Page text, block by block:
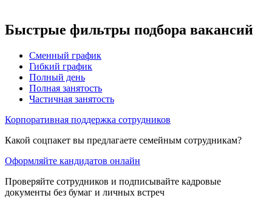
Быстрые фильтры подбора вакансий
Сменный график
Гибкий график
Полный день
Полная занятость
Частичная занятость
Корпоративная поддержка сотрудников
Какой соцпакет вы предлагаете семейным сотрудникам?
Оформляйте кандидатов онлайн
Проверяйте сотрудников и подписывайте кадровые
документы без бумаг и личных встреч